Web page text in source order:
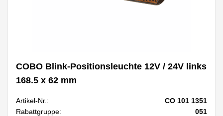
COBO Blink-Positionsleuchte 12V / 24V links
168.5 x 62 mm
Artikel-Nr.:
CO 101 1351
Rabattgruppe:
051